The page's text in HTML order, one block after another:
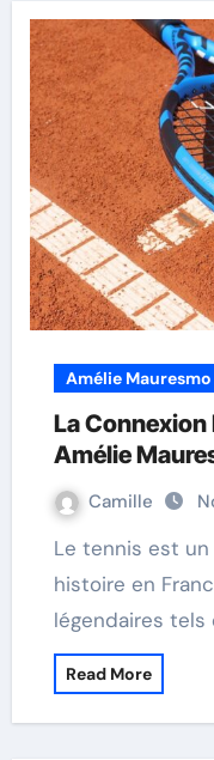
Amélie Mauresmo
La Connexion
Amélie
Camille
Le tennis est un sport qui a une longue
histoire en
légendaires tels
Read More